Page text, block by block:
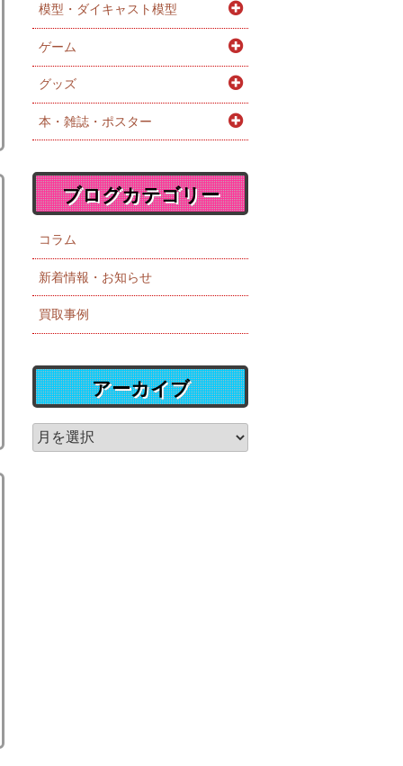
模型・ダイキャスト模型
ゲーム
グッズ
本・雑誌・ポスター
ブログカテゴリー
コラム
新着情報・お知らせ
買取事例
アーカイブ